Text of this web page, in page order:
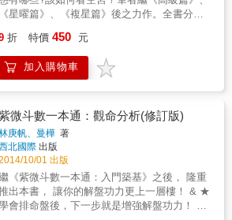
《星曜篇》、《複星篇》後之力作。全書分十
曜關係、命身同宮、身宮在財帛宮、身宮在
祿宮、身宮在遷移宮、身宮在夫妻宮、身宮
在福德宮等小節詳述解說。全書實例超過八佰
折 特價 450 元
加入購物車
微斗數一本通：觀命分析(修訂版)
庚帆、曼樺 著
北國際 出版
10/01 出版
《紫微斗數一本通：入門築基》之後， 隆重
本書， 讓你的解盤功力更上一層樓！ & ★
會排命盤後，下一步就是增強解盤功力！ 看